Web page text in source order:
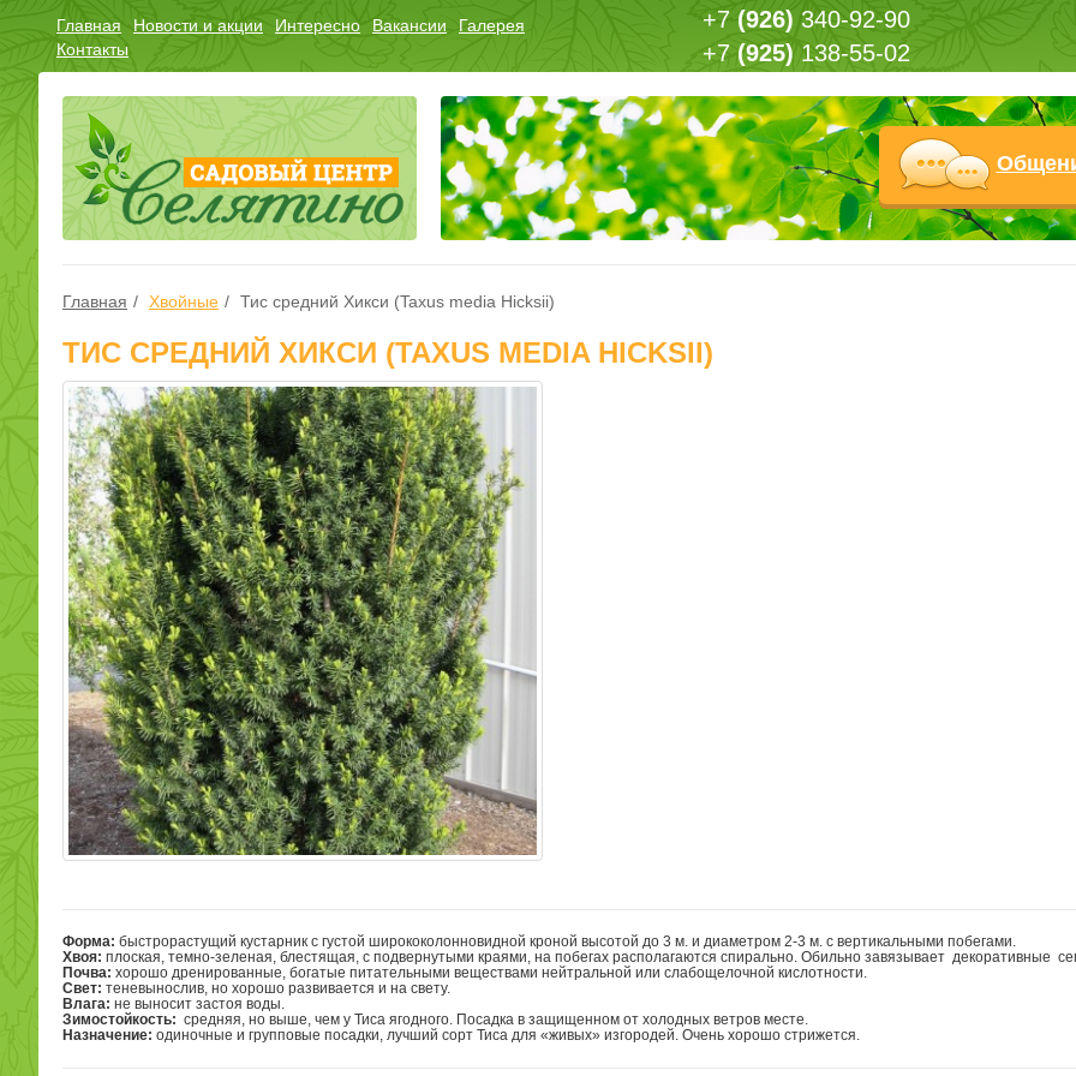
Главная Новости и акции Интересно Вакансии
Галерея
Контакты
+7 (926) 340-92-90
+7 (925) 138-55-02
Главная Хвойные Тис средний Хикси (Taxus media Hicksii)
ТИС СРЕДНИЙ ХИКСИ (TAXUS MEDIA HICKSII)
Форма: быстрорастущий кустарник с густой ширококолонновидной кроной высотой до 3 м. и диаметром 2-3 м. с вертикальными побегами.
Хвоя: плоская, темно-зеленая, блестящая, с подвернутыми краями, на побегах располагаются спирально. Обильно завязывает декоративные
Почва: хорошо дренированные, богатые питательными веществами нейтральной или слабощелочной кислотности.
Свет: теневынослив, но хорошо развивается и на свету.
Влага: не выносит застоя воды.
Зимостойкость: средняя, но выше, чем у Тиса ягодного. Посадка в защищенном от холодных ветров месте.
Назначение: одиночные и групповые посадки, лучший сорт Тиса для «живых» изгородей. Очень хорошо стрижется.